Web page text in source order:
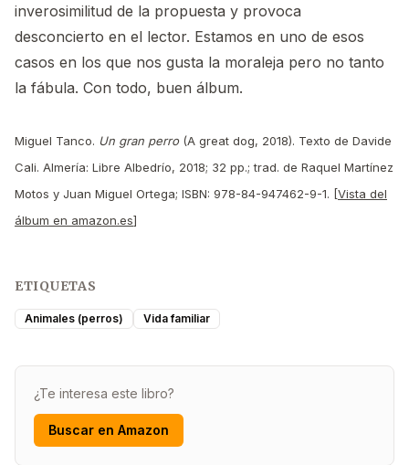
inverosimilitud de la propuesta y provoca
desconcierto en el lector. Estamos en uno de esos
casos en los que nos gusta la moraleja pero no tanto
la fábula. Con todo, buen álbum.
Miguel Tanco. Un gran perro(A great dog, 2018). Texto de Davide
Cali. Almería: Libre Albedrío, 2018; 32 pp.; trad. de Raquel Martínez
Motos y Juan Miguel Ortega; ISBN: 978-84-947462-9-1. [Vista del
álbum en amazon.es]
ETIQUETAS
Animales (perros) Vida familiar
¿Te interesa este libro?
Buscar en Amazon